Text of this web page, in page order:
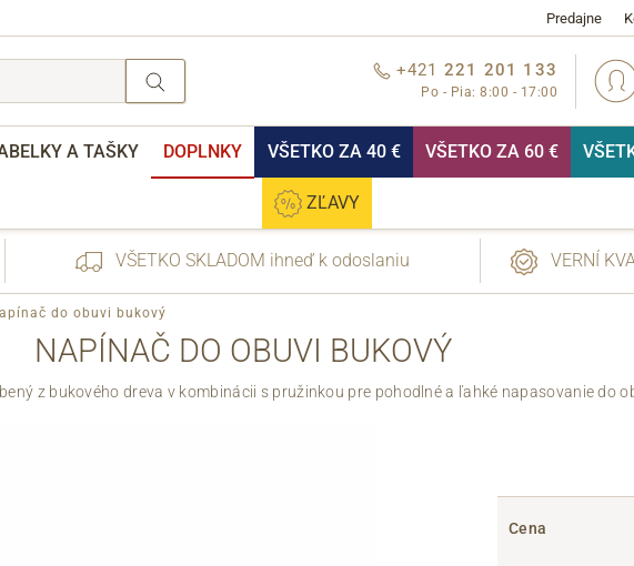
Predajne
+421 221 201 133
Po - Pia: 8:00 - 17:00
A TAŠKY DOPLNKY VŠETKO ZA 40 € VŠETKO ZA 60 €
ZĽAVY
VŠETKO SKLADOM ihneď k odoslaniu VERNÍ
do obuvi bukový
NAPÍNAČ DO OBUVI BUKOVÝ
z bukového dreva v kombinácii s pružinkou pre pohodlné a ľahké napasovanie do
Cena